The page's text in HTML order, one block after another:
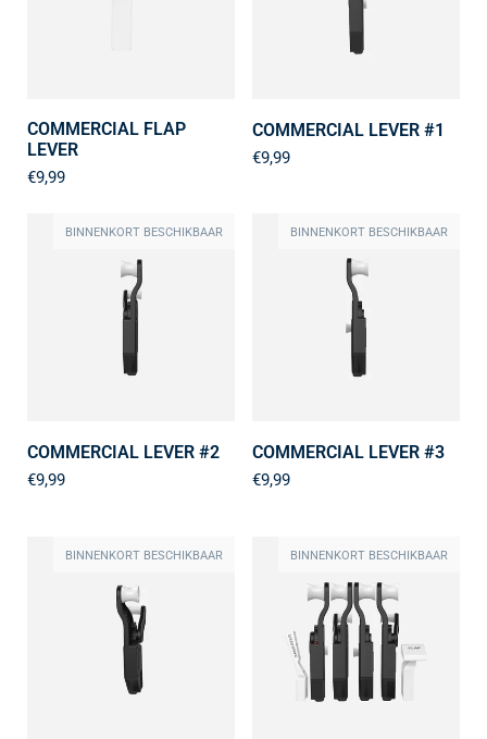
COMMERCIAL FLAP
LEVER
€9,99
COMMERCIAL LEVER #1
€9,99
COMMERCIAL LEVER #2
€9,99
BINNENKORT BESCHIKBAAR
COMMERCIAL LEVER #3
€9,99
BINNENKORT BESCHIKBAAR
BINNENKORT BESCHIKBAAR BINNENKORT BESCHIKBAAR